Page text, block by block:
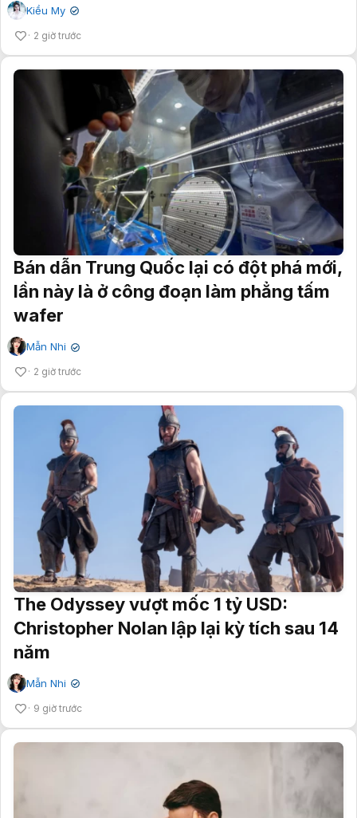
Kiều My ✔
2 giờ trước
Bán dẫn Trung Quốc lại có đột phá mới,
lần này là ở công đoạn làm phẳng tấm
wafer
Mẫn Nhi ✔
2 giờ trước
The Odyssey vượt mốc 1 tỷ USD:
Christopher Nolan lập lại kỳ tích sau 14
năm
Mẫn Nhi ✔
9 giờ trước